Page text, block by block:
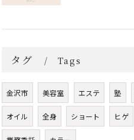
タグ Tags
金沢市 美容室 エステ 塾
オイル 全身 ショート ヒゲ